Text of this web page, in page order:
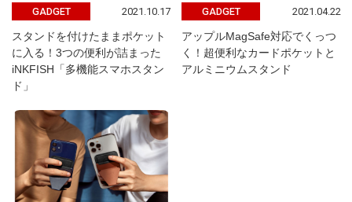
GADGET 2021.10.17
スタンドを付けたままポケット
に入る！3つの便利が詰まった
iNKFISH「多機能スマホスタン
ド」
GADGET 2021.04.22
アップルMagSafe対応でくっつ
く！超便利なカードポケットと
アルミニウムスタンド